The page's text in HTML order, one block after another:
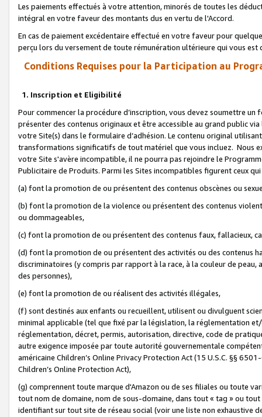
Les paiements effectués à votre attention, minorés de toutes les
intégral en votre faveur des montants dus en vertu de l'Accord.
En cas de paiement excédentaire effectué en votre faveur pour
perçu lors du versement de toute rémunération ultérieure qui vous est
Conditions Requises pour la Participation au
1. Inscription et Eligibilité
Pour commencer la procédure d’inscription, vous devez soumettre
présenter des contenus originaux et être accessible au grand public
votre Site(s) dans le formulaire d’adhésion. Le contenu original
transformations significatifs de tout matériel que vous incluez. Nous
votre Site s'avère incompatible, il ne pourra pas rejoindre le
Publicitaire de Produits. Parmi les Sites incompatibles figurent ceux
(a) font la promotion de ou présentent des contenus obscènes ou
(b) font la promotion de la violence ou présentent des contenus
ou dommageables,
(c) font la promotion de ou présentent des contenus faux, fallacieux,
(d) font la promotion de ou présentent des activités ou des contenus
discriminatoires (y compris par rapport à la race, à la couleur de
des personnes),
(e) font la promotion de ou réalisent des activités illégales,
(f) sont destinés aux enfants ou recueillent, utilisent ou divulguent
minimal applicable (tel que fixé par la législation, la réglementation
réglementation, décret, permis, autorisation, directive, code de
autre exigence imposée par toute autorité gouvernementale
américaine Children’s Online Privacy Protection Act (15 U.S.C. §§
Children’s Online Protection Act),
(g) comprennent toute marque d'Amazon ou de ses filiales ou toute
tout nom de domaine, nom de sous-domaine, dans tout « tag » ou
identifiant sur tout site de réseau social (voir une liste non exhaustive